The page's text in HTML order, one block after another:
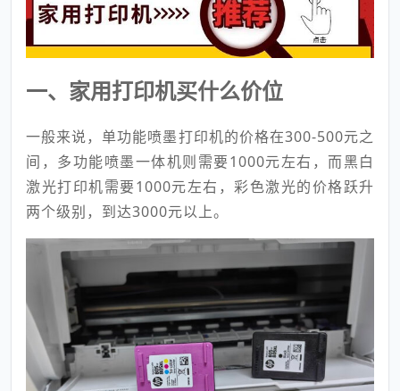
一、家用打印机买什么价位
一般来说，单功能喷墨打印机的价格在300-500元之
间，多功能喷墨一体机则需要1000元左右，而黑白
激光打印机需要1000元左右，彩色激光的价格跃升
两个级别，到达3000元以上。